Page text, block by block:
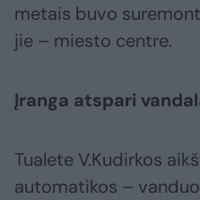
metais buvo
jie – miesto centre.
Įranga atspari
Tualete V.Kudirkos
automatikos –